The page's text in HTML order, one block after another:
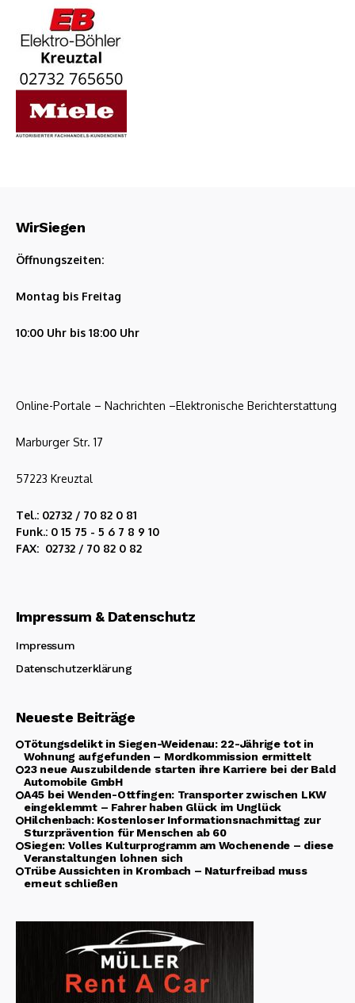
WirSiegen
Öffnungszeiten:
Montag bis Freitag
10:00 Uhr bis 18:00 Uhr
Online-Portale – Nachrichten –Elektronische Berichterstattung
Marburger Str. 17
57223 Kreuztal
Tel.: 02732 / 70 82 0 81
Funk.: 0 15 75 - 5 6 7 8 9 10
FAX: 02732 / 70 82 0 82
Impressum & Datenschutz
Impressum
Datenschutzerklärung
Neueste Beiträge
Tötungsdelikt in Siegen-Weidenau: 22-Jährige tot in
Wohnung aufgefunden – Mordkommission ermittelt
23 neue Auszubildende starten ihre Karriere bei der Bald
Automobile GmbH
A45 bei Wenden-Ottfingen: Transporter zwischen LKW
eingeklemmt – Fahrer haben Glück im Unglück
Hilchenbach: Kostenloser Informationsnachmittag zur
Sturzprävention für Menschen ab 60
Siegen: Volles Kulturprogramm am Wochenende – diese
Veranstaltungen lohnen sich
Trübe Aussichten in Krombach – Naturfreibad muss
erneut schließen